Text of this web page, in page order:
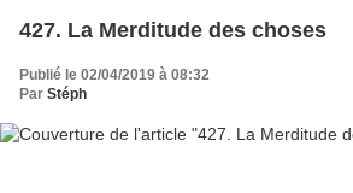
427. La Merditude des choses
Publié le 02/04/2019 à 08:32
Par Stéph